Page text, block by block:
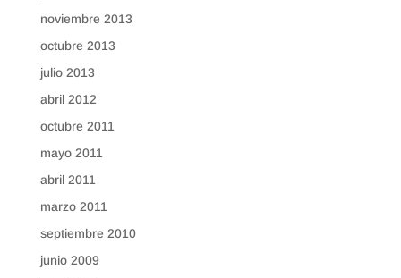
noviembre 2013
octubre 2013
julio 2013
abril 2012
octubre 2011
mayo 2011
abril 2011
marzo 2011
septiembre 2010
junio 2009